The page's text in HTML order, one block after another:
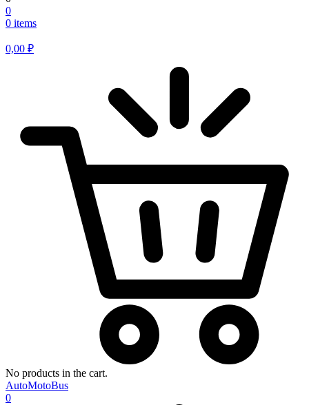
0
0 items
0,00 ₽
No products in the cart.
AutoMotoBus
0